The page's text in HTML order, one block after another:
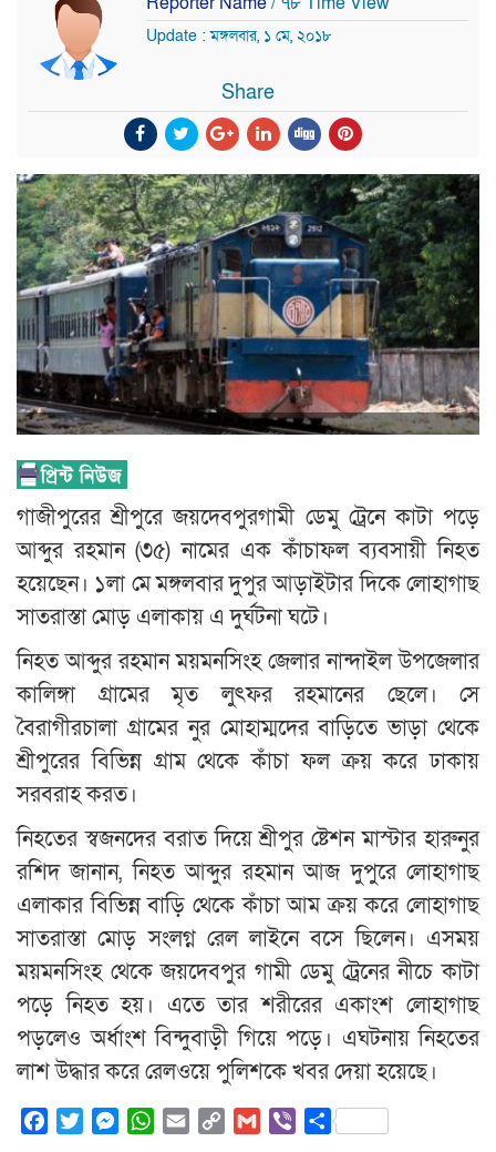
Update : মঙ্গলবার, ১ মে, ২০১৮
Share
গাজীপুরের শ্রীপুরে জয়দেবপুরগামী ডেমু ট্রেনে কাটা পড়ে
আব্দুর রহমান (৩৫) নামের এক কাঁচাফল ব্যবসায়ী নিহত
হয়েছেন। ১লা মে মঙ্গলবার দুপুর আড়াইটার দিকে লোহাগাছ
সাতরাস্তা মোড় এলাকায় এ দুর্ঘটনা ঘটে।
নিহত আব্দুর রহমান ময়মনসিংহ জেলার নান্দাইল উপজেলার
কালিঙ্গা গ্রামের মৃত লুৎফর রহমানের ছেলে। সে
বৈরাগীরচালা গ্রামের নুর মোহাম্মদের বাড়িতে ভাড়া থেকে
শ্রীপুরের বিভিন্ন গ্রাম থেকে কাঁচা ফল ক্রয় করে ঢাকায়
সরবরাহ করত।
নিহতের স্বজনদের বরাত দিয়ে শ্রীপুর ষ্টেশন মাস্টার হারুনুর
রশিদ জানান, নিহত আব্দুর রহমান আজ দুপুরে লোহাগাছ
এলাকার বিভিন্ন বাড়ি থেকে কাঁচা আম ক্রয় করে লোহাগাছ
সাতরাস্তা মোড় সংলগ্ন রেল লাইনে বসে ছিলেন। এসময়
ময়মনসিংহ থেকে জয়দেবপুর গামী ডেমু ট্রেনের নীচে কাটা
পড়ে নিহত হয়। এতে তার শরীরের একাংশ লোহাগাছ
পড়লেও অর্ধাংশ বিন্দুবাড়ী গিয়ে পড়ে। এঘটনায় নিহতের
লাশ উদ্ধার করে রেলওয়ে পুলিশকে খবর দেয়া হয়েছে।
FacebookTwitterMessenger
WhatsApp
Email Copy
Gmail ViberShare